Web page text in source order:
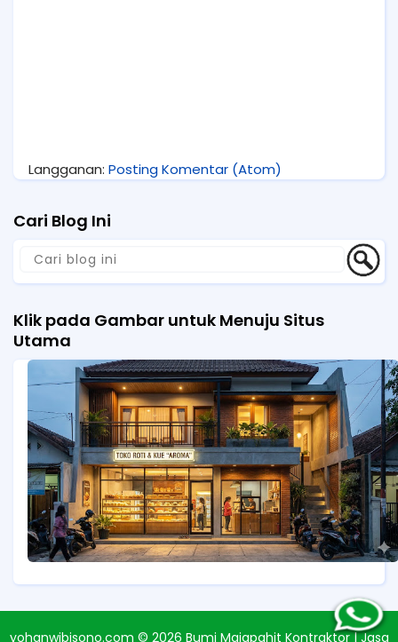
Langganan: Posting Komentar (Atom)
Cari Blog Ini
Klik pada Gambar untuk Menuju Situs
Utama
yohanwibisono.com © 2026 Bumi Majapahit Kontraktor | Jasa